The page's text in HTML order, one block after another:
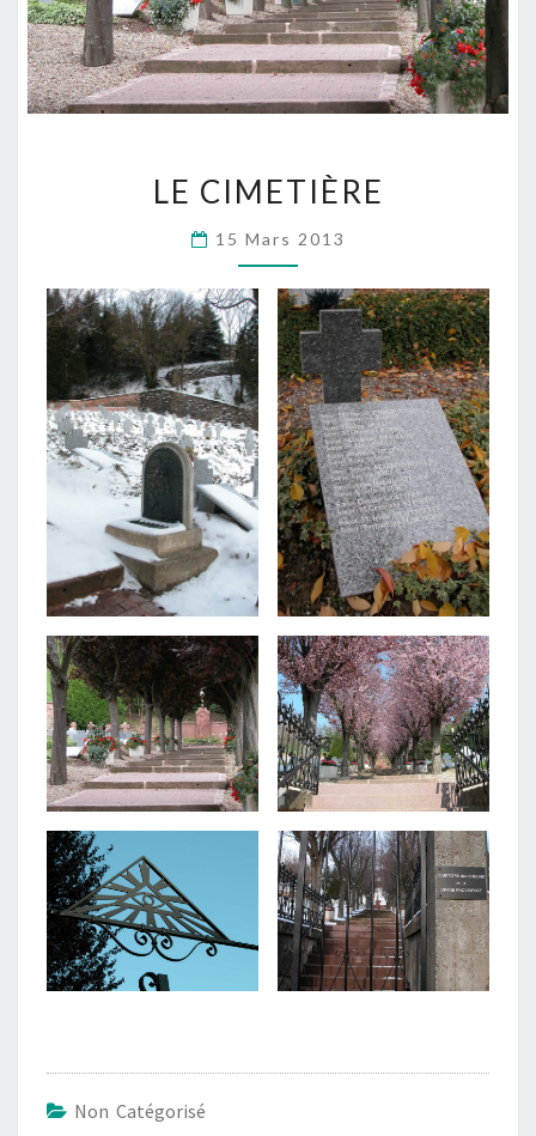
CIMETIÈRE
LE CIMETIÈRE
15 Mars 2013
Non Catégorisé